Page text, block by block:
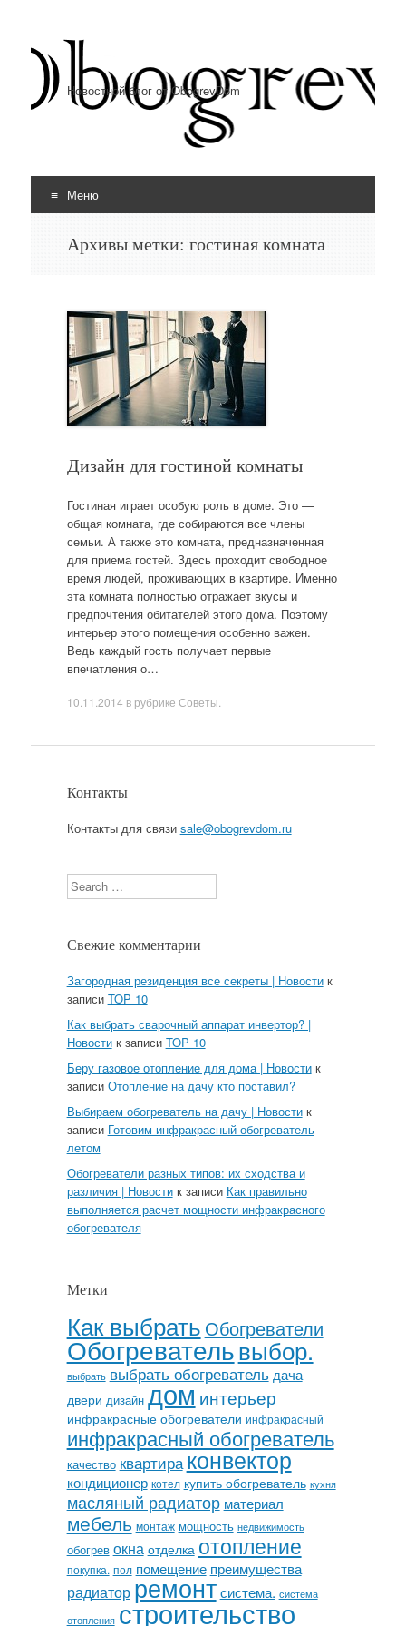
Новостной блог от ObogrevDom
Меню
Архивы метки: гостиная комната
Дизайн для гостиной комнаты
Гостиная играет особую роль в доме. Это —
общая комната, где собираются все члены
семьи. А также это комната, предназначенная
для приема гостей. Здесь проходит свободное
время людей, проживающих в квартире. Именно
эта комната полностью отражает вкусы и
предпочтения обитателей этого дома. Поэтому
интерьер этого помещения особенно важен.
Ведь каждый гость получает первые
впечатления о…
10.11.2014 в рубрике Советы
Контакты
Контакты для связи sale@obogrevdom.ru
Search
Свежие комментарии
Загородная резиденция все секреты | Новостик
записи TOP 10
Как выбрать сварочный аппарат инвертор? |
Новостик записи TOP 10
Беру газовое отопление для дома | Новостик
записи Отопление на дачу кто поставил?
Выбираем обогреватель на дачу | Новостик
записи Готовим инфракрасный обогреватель
летом
Обогреватели разных типов: их сходства и
различия | Новостик записи Как правильно
выполняется расчет мощности инфракрасного
обогревателя
Метки
Как выбрать Обогреватели
Обогревательвыбор.
выбрать выбрать обогреватель дача
двери дизайн дом интерьер
инфракрасные обогреватели инфракрасный
инфракрасный обогреватель
качество квартираконвектор
кондиционер котел купить обогреватель кухня
масляный радиатор материал
мебель монтаж мощность недвижимость
обогрев окна отделка отопление
покупка. пол помещение преимущества
радиатор ремонт система. система
отопления строительство